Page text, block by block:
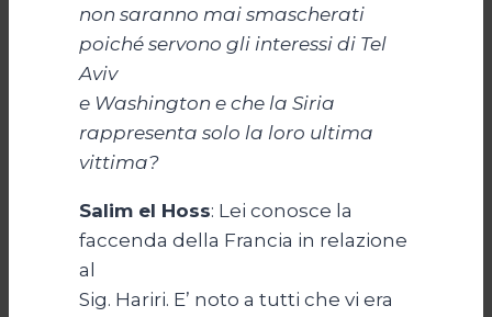
non saranno mai smascherati
poiché servono gli interessi di Tel
Aviv
e Washington e che la Siria
rappresenta solo la loro ultima
vittima?
Salim el Hoss: Lei conosce la
faccenda della Francia in relazione
al
Sig. Hariri. E’ noto a tutti che vi era